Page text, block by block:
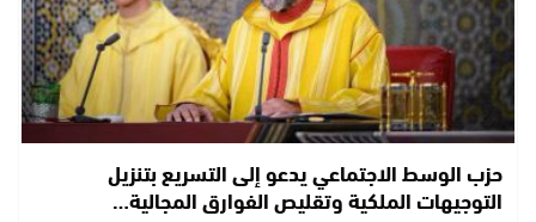
حزب الوسط الاجتماعي يدعو إلى التسريع بتنزيل
التوجيهات الملكية وتقليص الفوارق المجالية…